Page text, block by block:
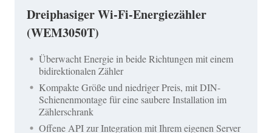
Dreiphasiger Wi-Fi-Energiezähler
(WEM3050T)
Überwacht Energie in beide Richtungen mit einem
bidirektionalen Zähler
Kompakte Größe und niedriger Preis, mit DIN-
Schienenmontage für eine saubere Installation im
Zählerschrank
Offene API zur Integration mit Ihrem eigenen Server